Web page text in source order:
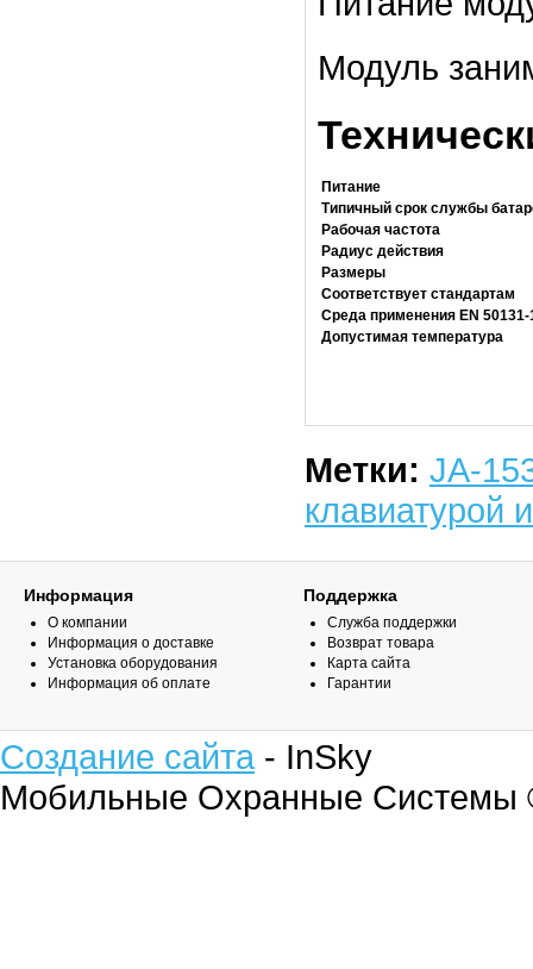
Модуль
Питание
Типичный срок службы
Рабочая частота
Радиус действия
Размеры
Соответствует стандартам
Среда применения EN 50131-
Допустимая температура
Метки: JA-
клавиатурой
Информация
О компании
Информация о доставке
Установка оборудования
Информация об оплате
Поддержка
Служба поддержки
Возврат товара
Карта сайта
Гарантии
Создание сайта - InSky
Мобильные Охранные Системы